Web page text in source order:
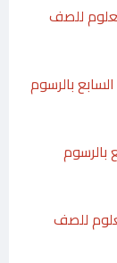
للصف
بالرسوم
للصف